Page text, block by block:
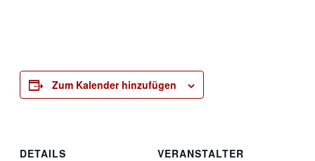
Zum Kalender hinzufügen
DETAILS
VERANSTALTER